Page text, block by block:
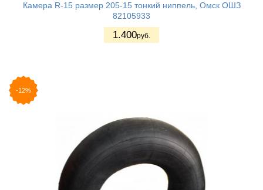
Камера R-15 размер 205-15 тонкий ниппель, Омск ОШЗ
82105933
1.400руб.
-12%